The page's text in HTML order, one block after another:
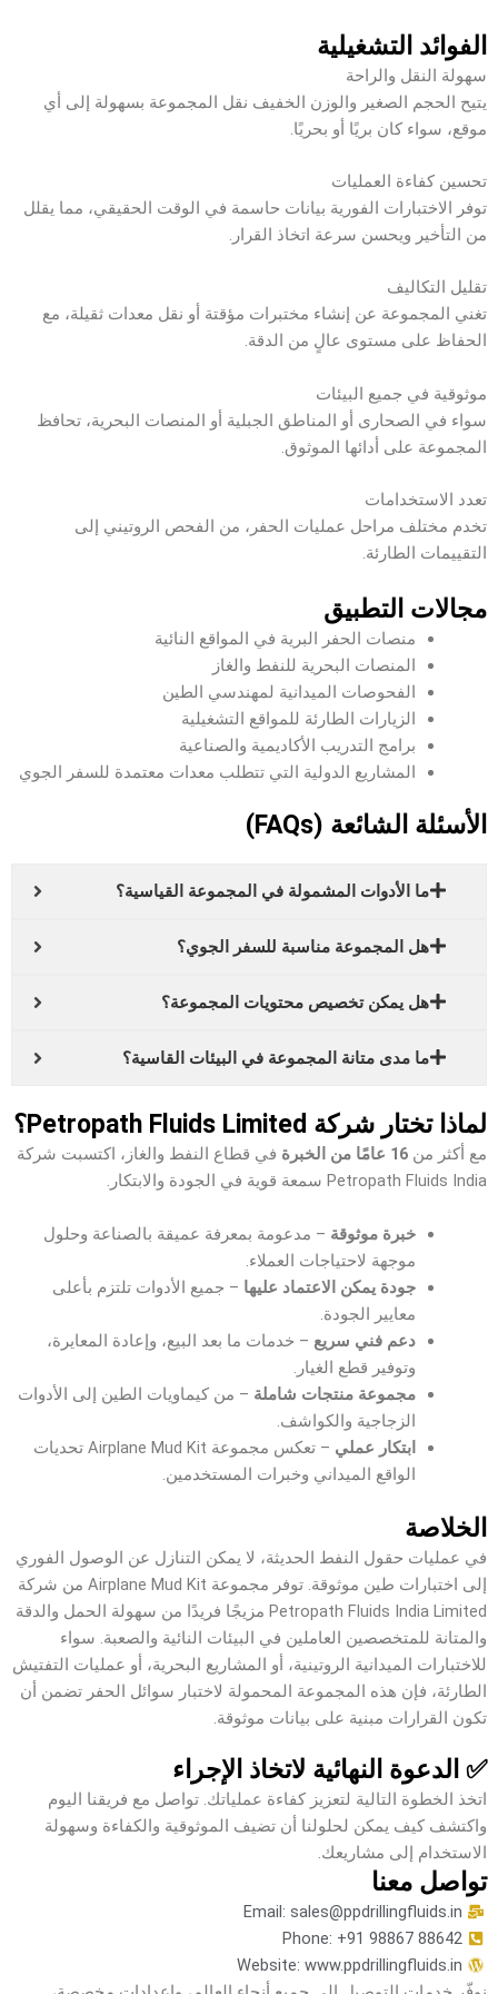
الفوائد التشغيلية
سهولة النقل والراحة
يتيح الحجم الصغير والوزن الخفيف نقل المجموعة بسهولة إلى أي
موقع، سواء كان بريًا أو بحريًا.
تحسين كفاءة العمليات
توفر الاختبارات الفورية بيانات حاسمة في الوقت الحقيقي، مما يقلل
من التأخير ويحسن سرعة اتخاذ القرار.
تقليل التكاليف
تغني المجموعة عن إنشاء مختبرات مؤقتة أو نقل معدات ثقيلة، مع
الحفاظ على مستوى عالٍ من الدقة.
موثوقية في جميع البيئات
سواء في الصحارى أو المناطق الجبلية أو المنصات البحرية، تحافظ
المجموعة على أدائها الموثوق.
تعدد الاستخدامات
تخدم مختلف مراحل عمليات الحفر، من الفحص الروتيني إلى
التقييمات الطارئة.
مجالات التطبيق
منصات الحفر البرية في المواقع النائية
المنصات البحرية للنفط والغاز
الفحوصات الميدانية لمهندسي الطين
الزيارات الطارئة للمواقع التشغيلية
برامج التدريب الأكاديمية والصناعية
المشاريع الدولية التي تتطلب معدات معتمدة للسفر الجوي
الأسئلة الشائعة (FAQs)
ما الأدوات المشمولة في المجموعة القياسية؟
هل المجموعة مناسبة للسفر الجوي؟
هل يمكن تخصيص محتويات المجموعة؟
ما مدى متانة المجموعة في البيئات القاسية؟
لماذا تختار شركة Petropath Fluids Limited؟
مع أكثر من 16 عامًا من الخبرة
في قطاع النفط والغاز، اكتسبت شركة
Petropath Fluids India سمعة قوية في الجودة والابتكار.
خبرة موثوقة – مدعومة بمعرفة عميقة بالصناعة وحلول
موجهة لاحتياجات العملاء.
جودة يمكن الاعتماد عليها – جميع الأدوات تلتزم بأعلى
معايير الجودة.
دعم فني سريع – خدمات ما بعد البيع، وإعادة المعايرة،
وتوفير قطع الغيار.
مجموعة منتجات شاملة – من كيماويات الطين إلى الأدوات
الزجاجية والكواشف.
ابتكار عملي
– تعكس مجموعة Airplane Mud Kit تحديات
الواقع الميداني وخبرات المستخدمين.
الخلاصة
في عمليات حقول النفط الحديثة، لا يمكن التنازل عن الوصول الفوري
إلى اختبارات طين موثوقة. توفر مجموعة Airplane Mud Kit من شركة
Petropath Fluids India Limited مزيجًا فريدًا من سهولة الحمل والدقة
والمتانة للمتخصصين العاملين في البيئات النائية والصعبة. سواء
للاختبارات الميدانية الروتينية، أو المشاريع البحرية، أو عمليات التفتيش
الطارئة، فإن هذه المجموعة المحمولة لاختبار سوائل الحفر تضمن أن
تكون القرارات مبنية على بيانات موثوقة.
✅ الدعوة النهائية لاتخاذ الإجراء
اتخذ الخطوة التالية لتعزيز كفاءة عملياتك. تواصل مع فريقنا اليوم
واكتشف كيف يمكن لحلولنا أن تضيف الموثوقية والكفاءة وسهولة
الاستخدام إلى مشاريعك.
تواصل معنا
Email: sales@ppdrillingfluids.in
Phone: +91 98867 88642
Website: www.ppdrillingfluids.in